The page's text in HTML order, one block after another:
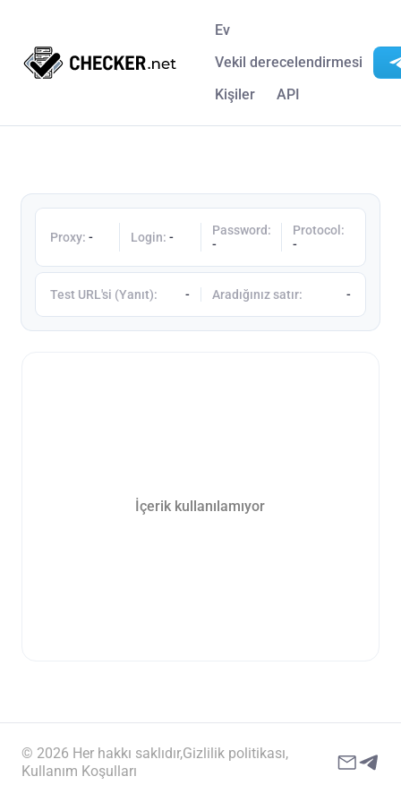
Ev
Vekil derecelendirmesi
Kişiler
API
Proxy: - Login:-
Password:
-
Protocol:
-
Test URL'si (Yanıt): - Aradığınız satır: -
İçerik kullanılamıyor
© 2026 Her hakkı saklıdır,Gizlilik politikası,
Kullanım Koşulları